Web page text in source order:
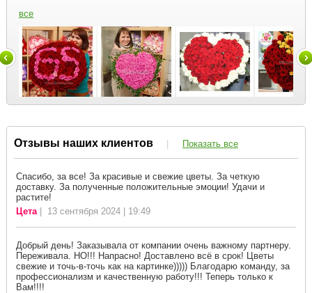
все
Отзывы наших клиентов | Показать все
Спасибо, за все! За красивые и свежие цветы. За четкую
доставку. За полученные положительные эмоции! Удачи и
растите!
Цета| 13 сентября 2024 | 19:49
Добрый день! Заказывала от компании очень важному партнеру.
Переживала. НО!!! Напрасно! Доставлено всё в срок! Цветы
свежие и точь-в-точь как на картинке))))) Благодарю команду, за
профессионализм и качественную работу!!! Теперь только к
Вам!!!!